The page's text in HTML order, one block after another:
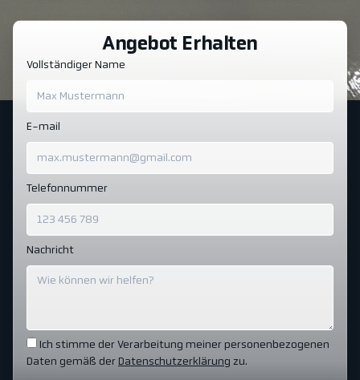
Angebot Erhalten
Vollständiger Name
E-mail
Telefonnummer
Nachricht
Ich stimme der Verarbeitung meiner personenbezogenen
Daten gemäß der Datenschutzerklärung zu.